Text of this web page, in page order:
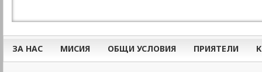
ЗА НАС МИСИЯ ОБЩИ УСЛОВИЯ ПРИЯТЕЛИ